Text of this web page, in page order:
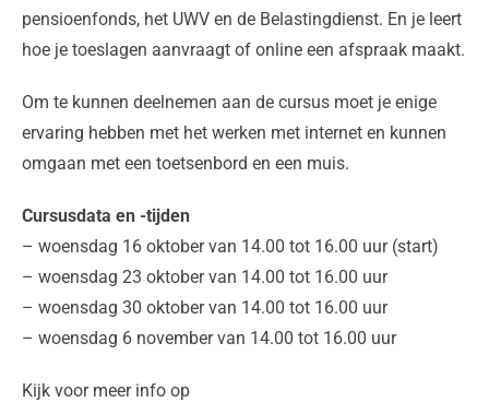
pensioenfonds, het UWV en de Belastingdienst. En je leert
hoe je toeslagen aanvraagt of online een afspraak maakt.
Om te kunnen deelnemen aan de cursus moet je enige
ervaring hebben met het werken met internet en kunnen
omgaan met een toetsenbord en een muis.
Cursusdata en -tijden
– woensdag 16 oktober van 14.00 tot 16.00 uur (start)
– woensdag 23 oktober van 14.00 tot 16.00 uur
– woensdag 30 oktober van 14.00 tot 16.00 uur
– woensdag 6 november van 14.00 tot 16.00 uur
Kijk voor meer info op